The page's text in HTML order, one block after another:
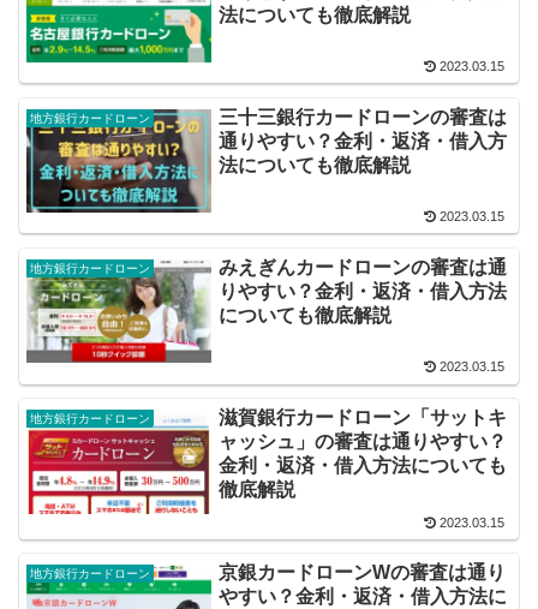
法についても徹底解説
2023.03.15
地方銀行カードローン
三十三銀行カードローンの審査は
通りやすい？金利・返済・借入方
法についても徹底解説
2023.03.15
地方銀行カードローン
みえぎんカードローンの審査は通
りやすい？金利・返済・借入方法
についても徹底解説
2023.03.15
地方銀行カードローン
滋賀銀行カードローン「サットキ
ャッシュ」の審査は通りやすい？
金利・返済・借入方法についても
徹底解説
2023.03.15
地方銀行カードローン
京銀カードローンWの審査は通り
やすい？金利・返済・借入方法に